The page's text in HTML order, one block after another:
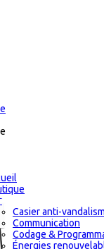
Casier anti-
Communication
Codage &
Énergies